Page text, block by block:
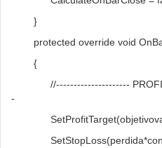
}
protected override void
{
//--------------------- PROFIT
-